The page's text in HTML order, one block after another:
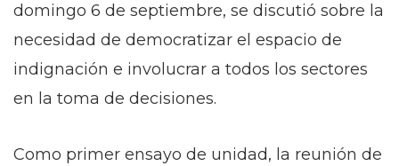
domingo 6 de septiembre, se discutió sobre la
necesidad de democratizar el espacio de
indignación e involucrar a todos los sectores
en la toma de decisiones.
Como primer ensayo de unidad, la reunión de